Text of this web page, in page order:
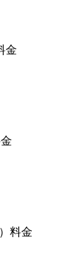
金
料金